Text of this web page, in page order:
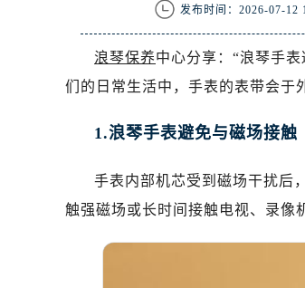
杭州市上城区钱江路
金华市金东区东市
嘉兴市南湖区广益路
济南市历下区经十路
广州市天河区天河路
发布时间：2026-07-12
浪琴保养中心分享：“浪琴手
们的日常生活中，手表的表带会于
1.浪琴手表避免与磁场接触
手表内部机芯受到磁场干扰后
触强磁场或长时间接触电视、录像